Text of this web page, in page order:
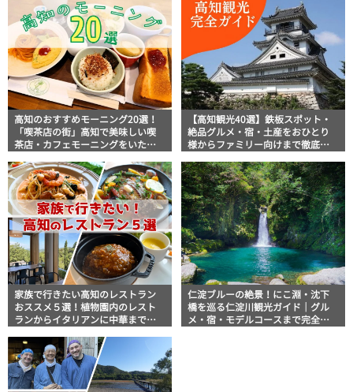
高知のおすすめモーニング20選！
「喫茶店の街」高知で美味しい喫
茶店・カフェモーニングをいただ
【高知観光40選】鉄板スポット・
絶品グルメ・宿・土産をおひとり
様からファミリー向けまで徹底解
家族で行きたい高知のレストラン
おススメ５選！植物園内のレスト
ランからイタリアンに中華まで楽
仁淀ブルーの絶景！にこ淵・沈下
橋を巡る仁淀川観光ガイド｜グル
メ・宿・モデルコースまで完全網